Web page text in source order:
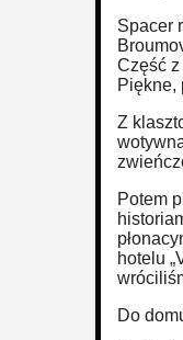
Spacer
Część z
Piękne,
Z
Potem
hotelu
Do